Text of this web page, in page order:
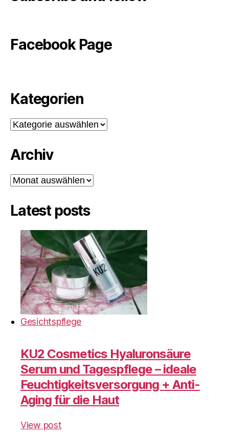
Facebook Page
Kategorien
Kategorien
Archiv
Archiv
Latest posts
Gesichtspflege
KU2 Cosmetics Hyaluronsäure
Serum und Tagespflege – ideale
Feuchtigkeitsversorgung + Anti-
Aging für die Haut
View post